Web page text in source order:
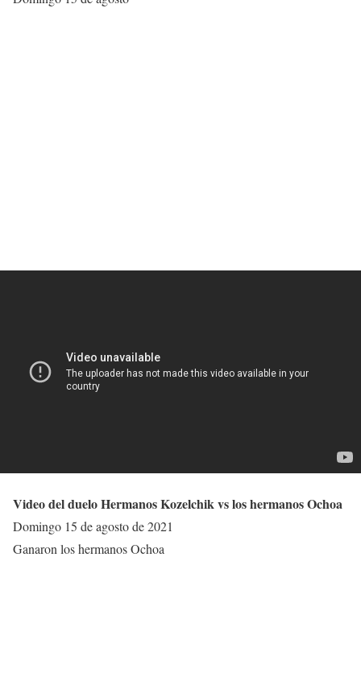
Video del duelo Hermanos Kozelchik vs los hermanos Ochoa
Domingo 15 de agosto de 2021
Ganaron los hermanos Ochoa